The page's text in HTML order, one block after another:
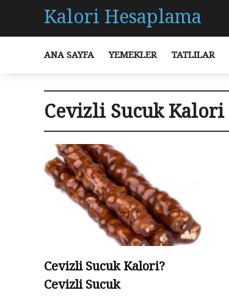
Kalori Hesaplama
ANA SAYFA YEMEKLER TATLILAR
Cevizli Sucuk Kalori
Cevizli Sucuk Kalori?
Cevizli Sucuk